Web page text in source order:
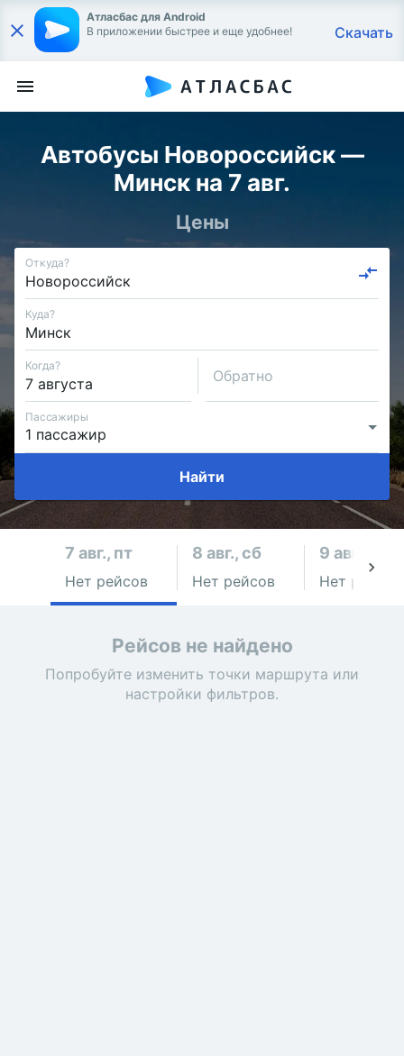
Атласбас для Android
В приложении быстрее и еще удобнее!
Скачать
Автобусы Новороссийск —
Минск на 7 авг.
Цены
Откуда?
Куда?
Когда?
Обратно
Пассажиры
Найти
7 авг., пт
Нет рейсов
8 авг., сб
Нет рейсов
9 авг., вс
Нет рейсов
Рейсов не найдено
Попробуйте изменить точки маршрута или
настройки фильтров.